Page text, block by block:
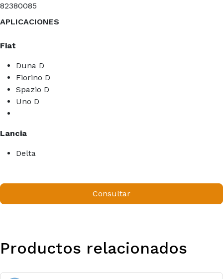
82380085
APLICACIONES
Fiat
Duna D
Fiorino D
Spazio D
Uno D
Lancia
Delta
Consultar
Productos relacionados